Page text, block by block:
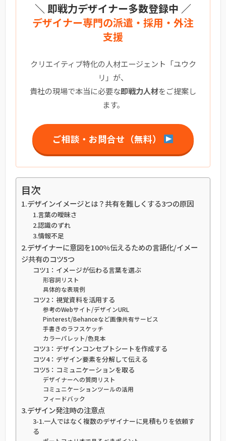
＼ 即戦力デザイナー多数登録中 ／
デザイナー専門の派遣・採用・外注
支援
クリエイティブ特化の人材エージェント「ユウク
リ」が、
貴社の現場で本当に必要な即戦力人材をご提案し
ます。
ご相談・お問合せ（無料）
目次
1.デザインイメージとは？共有を難しくする3つの原因
1.言葉の曖昧さ
2.認識のずれ
3.情報不足
2.デザイナーに意図を100%伝えるための言語化/イメー
ジ共有のコツ5つ
コツ1：イメージが伝わる言葉を選ぶ
形容詞リスト
具体的な表現例
コツ2：視覚資料を活用する
参考のWebサイト/デザインURL
Pinterest/Behanceなど画像共有サービス
手書きのラフスケッチ
カラーパレット/色見本
コツ3：デザインコンセプトシートを作成する
コツ4：デザイン要素を分解して伝える
コツ5：コミュニケーションを取る
デザイナーへの質問リスト
コミュニケーションツールの活用
フィードバック
3.デザイン発注時の注意点
3-1.一人ではなく複数のデザイナーに見積もりを依頼す
る